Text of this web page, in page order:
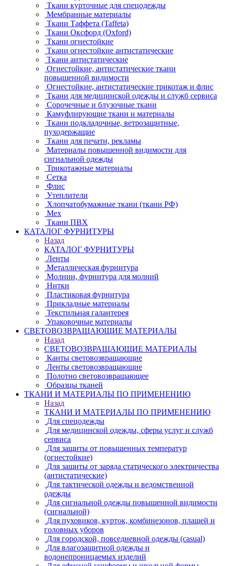
Ткани курточные для спецодежды
Мембранные материалы
Ткани Таффета (Taffeta)
Ткани Оксфорд (Oxford)
Ткани огнестойкие
Ткани огнестойкие антистатические
Ткани антистатические
Огнестойкие, антистатические ткани
повышенной видимости
Огнестойкие, антистатические трикотаж и флис
Ткани для медицинской одежды и служб сервиса
Сорочечные и блузочные ткани
Камуфлирующие ткани и материалы
Ткани подкладочные, ветрозащитные,
пуходержащие
Ткани для печати, рекламы
Материалы повышенной видимости для
сигнальной одежды
Трикотажные материалы
Сетка
Флис
Утеплители
Хлопчатобумажные ткани (ткани РФ)
Мех
Ткани ПВХ
КАТАЛОГ ФУРНИТУРЫ
Назад
КАТАЛОГ ФУРНИТУРЫ
Ленты
Металлическая фурнитура
Молнии, фурнитура для молний
Нитки
Пластиковая фурнитура
Прикладные материалы
Текстильная галантерея
Упаковочные материалы
СВЕТОВОЗВРАЩАЮЩИЕ МАТЕРИАЛЫ
Назад
СВЕТОВОЗВРАЩАЮЩИЕ МАТЕРИАЛЫ
Канты световозвращающие
Ленты световозвращающие
Полотно световозвращающее
Образцы тканей
ТКАНИ И МАТЕРИАЛЫ ПО ПРИМЕНЕНИЮ
Назад
ТКАНИ И МАТЕРИАЛЫ ПО ПРИМЕНЕНИЮ
Для спецодежды
Для медицинской одежды, сферы услуг и служб
сервиса
Для защиты от повышенных температур
(огнестойкие)
Для защиты от заряда статического электричества
(антистатические)
Для тактической одежды и ведомственной
одежды
Для сигнальной одежды повышенной видимости
(сигнальной)
Для пуховиков, курток, комбинезонов, плащей и
головных уборов
Для городской, повседневной одежды (casual)
Для влагозащитной одежды и
водонепроницаемых изделий